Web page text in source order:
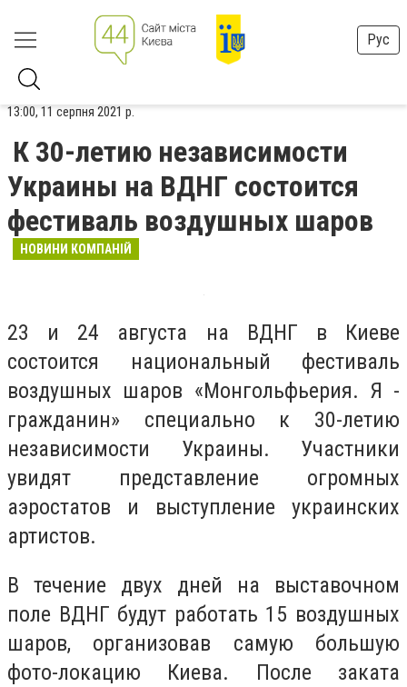
Рус
13:00, 11 серпня 2021 р.
К 30-летию независимости
Украины на ВДНГ состоится
фестиваль воздушных шаров
НОВИНИ КОМПАНІЙ
23 и 24 августа на ВДНГ в Киеве
состоится национальный фестиваль
воздушных шаров «Монгольфьерия. Я -
гражданин» специально к 30-летию
независимости Украины. Участники
увидят представление огромных
аэростатов и выступление украинских
артистов.
В течение двух дней на выставочном
поле ВДНГ будут работать 15 воздушных
шаров, организовав самую большую
фото-локацию Киева. После заката